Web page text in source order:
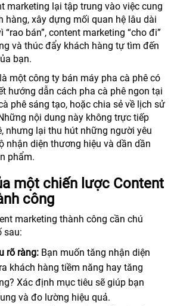
marketing lại tập trung vào việc cung
hàng, xây dựng mối quan hệ lâu dài
bán”, content marketing “cho đi”
và thúc đẩy khách hàng tự tìm đến
bạn.
một công ty bán máy pha cà phê có
hướng dẫn cách pha cà phê ngon tại
phê sáng tạo, hoặc chia sẻ về lịch sử
nội dung này không trực tiếp
nhưng lại thu hút những người yêu
nhận diện thương hiệu và dần dần
phẩm.
một chiến lược Content
công
marketing thành công cần chú
sau:
rõ ràng: Bạn muốn tăng nhận diện
khách hàng tiềm năng hay tăng
Xác định mục tiêu sẽ giúp bạn
và đo lường hiệu quả.